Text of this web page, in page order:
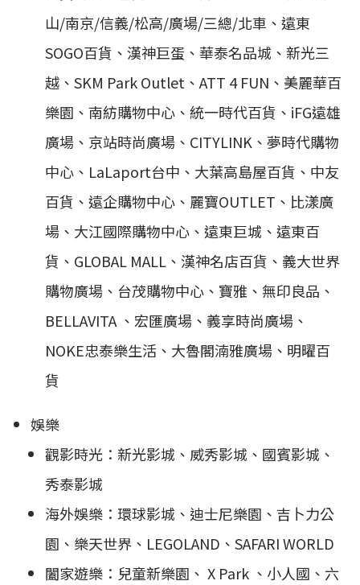
山/南京/信義/松高/廣場/三總/北車、遠東
SOGO百貨、漢神巨蛋、華泰名品城、新光三
越、SKM Park Outlet、ATT 4 FUN、美麗華百
樂園、南紡購物中心、統一時代百貨、iFG遠雄
廣場、京站時尚廣場、CITYLINK、夢時代購物
中心、LaLaport台中、大葉高島屋百貨、中友
百貨、遠企購物中心、麗寶OUTLET、比漾廣
場、大江國際購物中心、遠東巨城、遠東百
貨、GLOBAL MALL、漢神名店百貨、義大世界
購物廣場、台茂購物中心、寶雅、無印良品、
BELLAVITA 、宏匯廣場、義享時尚廣場、
NOKE忠泰樂生活、大魯閣湳雅廣場、明曜百
貨
娛樂
觀影時光：新光影城、威秀影城、國賓影城、
秀泰影城
海外娛樂：環球影城、迪士尼樂園、吉卜力公
園、樂天世界、LEGOLAND、SAFARI WORLD
闔家遊樂：兒童新樂園、 X Park 、小人國、六